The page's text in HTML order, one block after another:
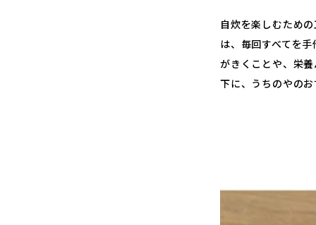
自炊を楽しむため
は、毎回すべてを
がきくことや、栄
下に、 うちのやの